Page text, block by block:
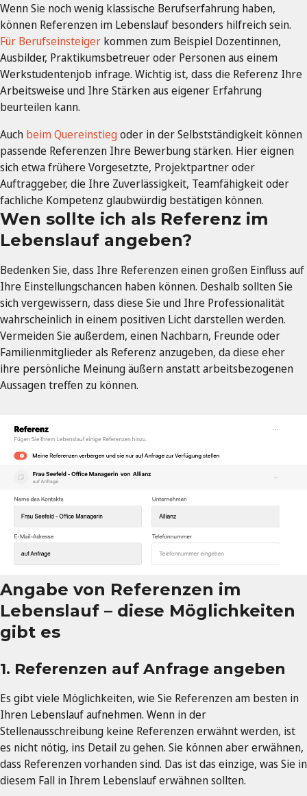
Wenn Sie noch wenig klassische Berufserfahrung haben,
können Referenzen im Lebenslauf besonders hilfreich sein.
Für Berufseinsteiger kommen zum Beispiel Dozentinnen,
Ausbilder, Praktikumsbetreuer oder Personen aus einem
Werkstudentenjob infrage. Wichtig ist, dass die Referenz Ihre
Arbeitsweise und Ihre Stärken aus eigener Erfahrung
beurteilen kann.
Auch beim Quereinstiegoder in der Selbstständigkeit können
passende Referenzen Ihre Bewerbung stärken. Hier eignen
sich etwa frühere Vorgesetzte, Projektpartner oder
Auftraggeber, die Ihre Zuverlässigkeit, Teamfähigkeit oder
fachliche Kompetenz glaubwürdig bestätigen können.
Wen sollte ich als Referenz im
Lebenslauf angeben?
Bedenken Sie, dass Ihre Referenzen einen großen Einfluss auf
Ihre Einstellungschancen haben können. Deshalb sollten Sie
sich vergewissern, dass diese Sie und Ihre Professionalität
wahrscheinlich in einem positiven Licht darstellen werden.
Vermeiden Sie außerdem, einen Nachbarn, Freunde oder
Familienmitglieder als Referenz anzugeben, da diese eher
ihre persönliche Meinung äußern anstatt arbeitsbezogenen
Aussagen treffen zu können.
Angabe von Referenzen im
Lebenslauf – diese Möglichkeiten
gibt es
1. Referenzen auf Anfrage angeben
Es gibt viele Möglichkeiten, wie Sie Referenzen am besten in
Ihren Lebenslauf aufnehmen. Wenn in der
Stellenausschreibung keine Referenzen erwähnt werden, ist
es nicht nötig, ins Detail zu gehen. Sie können aber erwähnen,
dass Referenzen vorhanden sind. Das ist das einzige, was Sie in
diesem Fall in Ihrem Lebenslauf erwähnen sollten.